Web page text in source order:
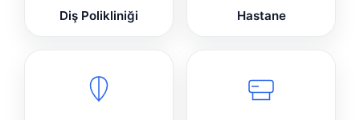
Diş Polikliniği Hastane